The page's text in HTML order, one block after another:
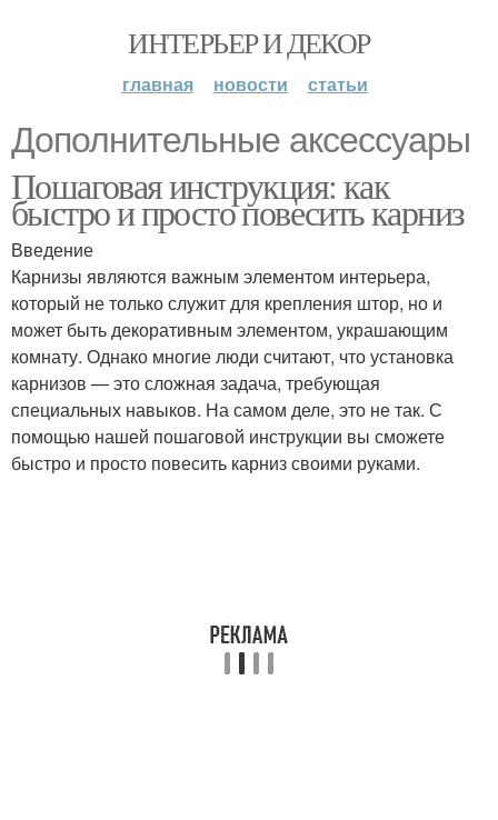
ИНТЕРЬЕР И ДЕКОР
главная новости статьи
Дополнительные аксессуары
Пошаговая инструкция: как
быстро и просто повесить карниз
Введение
Карнизы являются важным элементом интерьера,
который не только служит для крепления штор, но и
может быть декоративным элементом, украшающим
комнату. Однако многие люди считают, что установка
карнизов — это сложная задача, требующая
специальных навыков. На самом деле, это не так. С
помощью нашей пошаговой инструкции вы сможете
быстро и просто повесить карниз своими руками.